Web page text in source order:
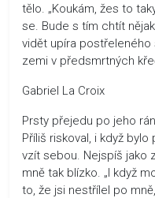
tělo. „Koukám, žes to
se. Bude s tím chtít
vidět upíra postřeleného
zemi v předsmrtných
Gabriel La Croix
Prsty přejedu po jeho
Příliš riskoval, i když
vzít sebou. Nejspíš jako
mně tak blízko. „I když
to, že jsi nestřílel po